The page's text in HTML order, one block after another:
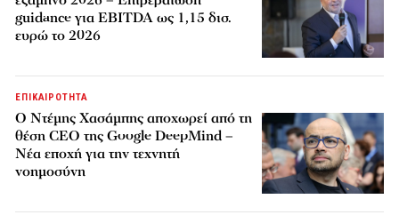
guidance για EBITDA ως 1,15 δισ.
ευρώ το 2026
ΕΠΙΚΑΙΡΟΤΗΤΑ
Ο Ντέμης Χασάμπης αποχωρεί από τη
θέση CEO της Google DeepMind –
Νέα εποχή για την τεχνητή
νοημοσύνη